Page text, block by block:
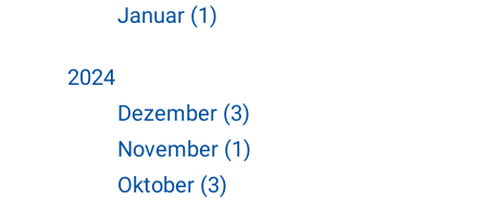
Januar (1)
2024
Dezember (3)
November (1)
Oktober (3)